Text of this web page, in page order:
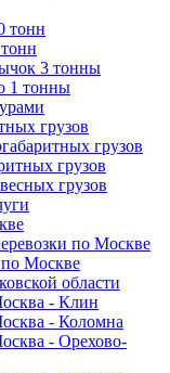
тонн
3 тонны
1 тонны
грузов
грузов
грузов
грузов
по Москве
по Москве
области
- Клин
- Коломна
- Орехово-